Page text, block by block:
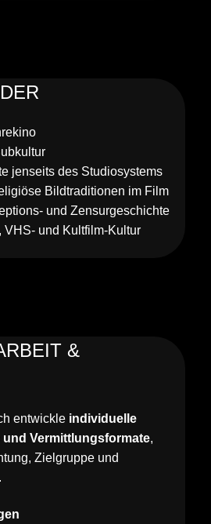
jenseits des Studiosystems
Bildtraditionen im Film
und Zensurgeschichte
VHS- und Kultfilm-Kultur
&
entwickle individuelle
und Vermittlungsformate,
Zielgruppe und